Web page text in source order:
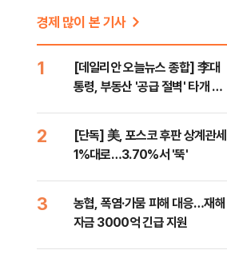
경제 많이 본 기사
1
[데일리안 오늘뉴스 종합] 李대
통령, 부동산 '공급 절벽' 타개 총
위해 李 견제 사활 등
2
[단독] 美, 포스코 후판 상계관세
1%대로…3.70%서 '뚝'
3
농협, 폭염·가뭄 피해 대응…재해
자금 3000억 긴급 지원